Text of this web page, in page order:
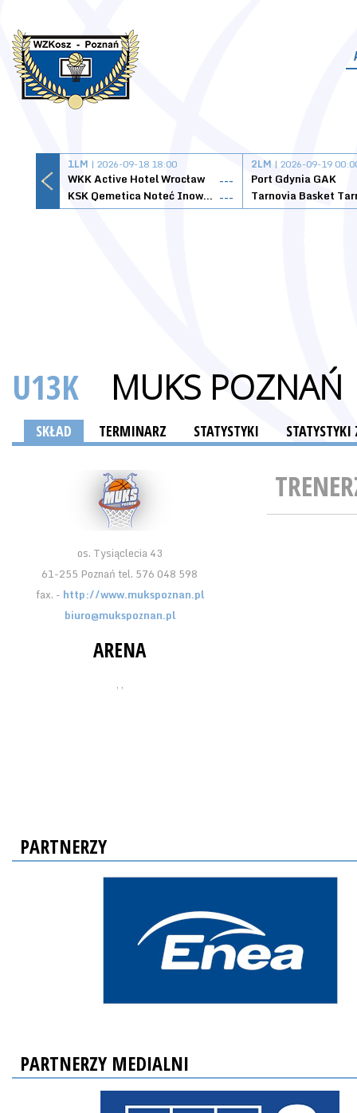
1LM | 2026-09-18 18:00
WKK Active Hotel Wrocław
---
KSK Qemetica Noteć Inowrocław ---
2LM | 2026-09-19
Port Gdynia GAK
U13K MUKS POZNAŃ
SKŁAD TERMINARZ STATYSTYKI
os. Tysiąclecia 43
61-255 Poznań tel. 576 048 598
fax. - http://www.mukspoznan.pl
biuro@mukspoznan.pl
ARENA
, ,
PARTNERZY
PARTNERZY MEDIALNI